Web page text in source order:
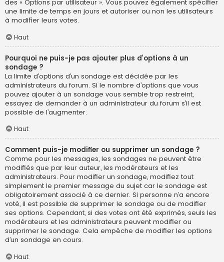
des « Options par utilisateur ». Vous pouvez également spécifier
une limite de temps en jours et autoriser ou non les utilisateurs
à modifier leurs votes.
Haut
Pourquoi ne puis-je pas ajouter plus d’options à un
sondage ?
La limite d’options d’un sondage est décidée par les
administrateurs du forum. Si le nombre d’options que vous
pouvez ajouter à un sondage vous semble trop restreint,
essayez de demander à un administrateur du forum s’il est
possible de l’augmenter.
Haut
Comment puis-je modifier ou supprimer un sondage ?
Comme pour les messages, les sondages ne peuvent être
modifiés que par leur auteur, les modérateurs et les
administrateurs. Pour modifier un sondage, modifiez tout
simplement le premier message du sujet car le sondage est
obligatoirement associé à ce dernier. Si personne n’a encore
voté, il est possible de supprimer le sondage ou de modifier
ses options. Cependant, si des votes ont été exprimés, seuls les
modérateurs et les administrateurs peuvent modifier ou
supprimer le sondage. Cela empêche de modifier les options
d’un sondage en cours.
Haut